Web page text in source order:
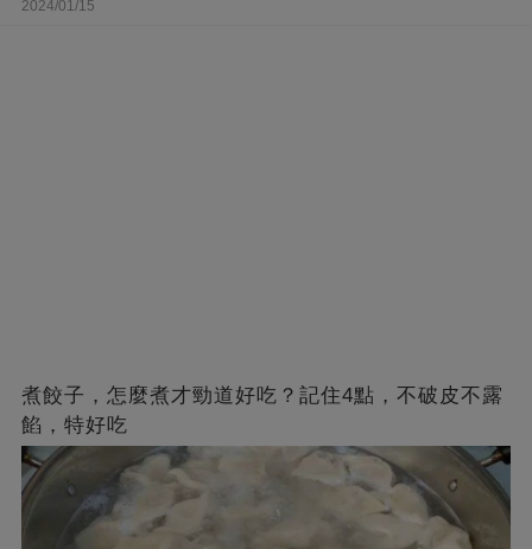
2024/01/15
煮餃子，怎麼煮才勁道好吃？記住4點，不破皮不露
餡，特好吃